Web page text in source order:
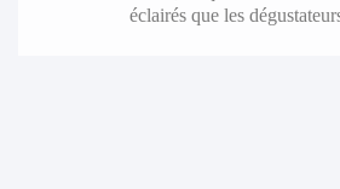
éclairés que les